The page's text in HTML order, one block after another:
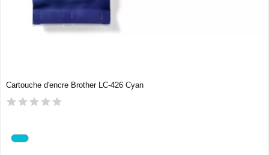
Cartouche d'encre Brother LC-426 Cyan